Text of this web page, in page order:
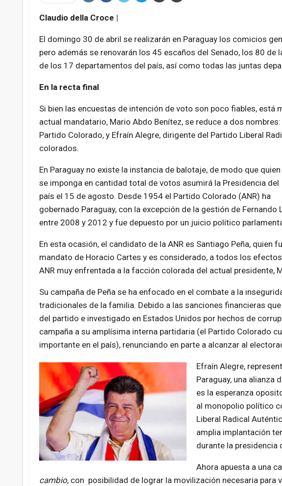
Claudio della Croce |
El domingo 30 de abril se realizarán en Paraguay los comicios
pero además se renovarán los 45 escaños del Senado, los 80 de
de los 17 departamentos del país, así como todas las juntas
En la recta final
Si bien las encuestas de intención de voto son poco fiables, está
actual mandatario, Mario Abdo Benítez, se reduce a dos
Partido Colorado, y Efraín Alegre, dirigente del Partido Liberal
colorados.
En Paraguay no existe la instancia de balotaje, de modo que quien
se imponga en cantidad total de votos asumirá la Presidencia del
país el 15 de agosto. Desde 1954 el Partido Colorado (ANR) ha
gobernado Paraguay, con la excepción de la gestión de
entre 2008 y 2012 y fue depuesto por un juicio político
En esta ocasión, el candidato de la ANR es Santiago Peña, quien
mandato de Horacio Cartes y es considerado, a todos los
ANR muy enfrentada a la facción colorada del actual presidente,
Su campaña de Peña se ha enfocado en el combate a la
tradicionales de la familia. Debido a las sanciones financieras
del partido e investigado en Estados Unidos por hechos de
campaña a su amplísima interna partidaria (el Partido Colorado
importante en el país), renunciando en parte a alcanzar al
Efraín Alegre,
Paraguay, una alianza
es la esperanza
al monopolio político
Liberal Radical
amplia implantación
durante la presidencia
Ahora apuesta a una
cambio, con posibilidad de lograr la movilización necesaria para